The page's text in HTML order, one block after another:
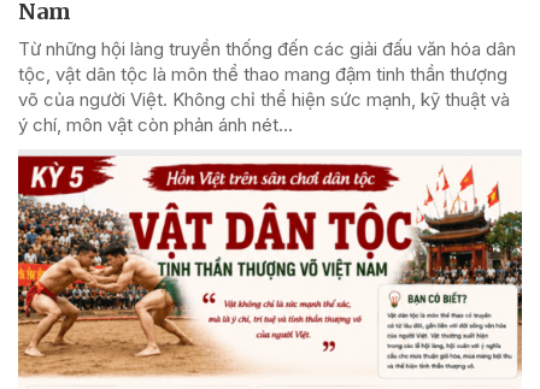
Nam
Từ những hội làng truyền thống đến các giải đấu văn hóa dân
tộc, vật dân tộc là môn thể thao mang đậm tinh thần thượng
võ của người Việt. Không chỉ thể hiện sức mạnh, kỹ thuật và
ý chí, môn vật còn phản ánh nét...